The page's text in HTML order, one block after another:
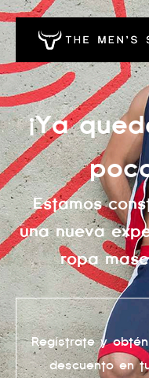
¡Ya
Estamos
una nueva
ropa
Regístrate y
descuento en